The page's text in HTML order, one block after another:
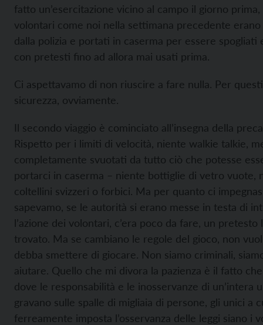
fatto un’esercitazione vicino al campo il giorno prima,
volontari come noi nella settimana precedente
dalla polizia e portati in caserma per essere spogliati
con pretesti fino ad allora mai usati prima.
Ci aspettavamo di non riuscire a fare nulla. Per
sicurezza, ovviamente.
Il secondo viaggio è cominciato all’insegna della
Rispetto per i limiti di velocità, niente walkie talkie,
completamente svuotati da tutto ciò che potesse
portarci in caserma – niente bottiglie di vetro vuote,
coltellini svizzeri o forbici. Ma per quanto ci
sapevamo, se le autorità si erano messe in testa di
l’azione dei volontari, c’era poco da fare, un
trovato. Ma se cambiano le regole del gioco, non
debba smettere di giocare. Non siamo criminali,
aiutare. Quello che mi divora la pazienza è il fatto
dove le responsabilità e le inosservanze di un’intera
gravano sulle spalle di migliaia di persone, gli unici a
ferreamente imposta l’osservanza delle leggi siano i